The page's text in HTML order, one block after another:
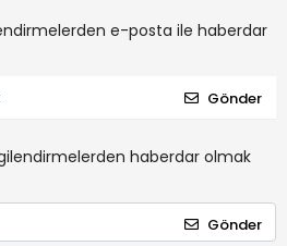
e-posta ile haberdar
Gönder
haberdar olmak
Gönder